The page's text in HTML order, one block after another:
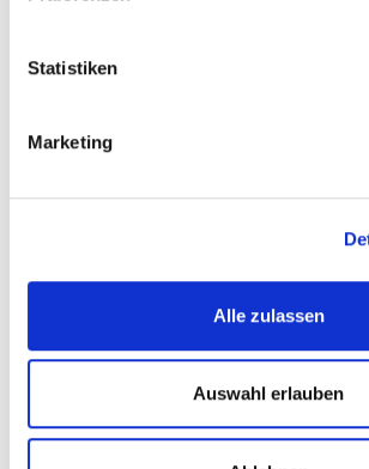
Statistiken
Marketing
Alle zulassen
Auswahl erlauben
Auf Lager
In den Warenkorb